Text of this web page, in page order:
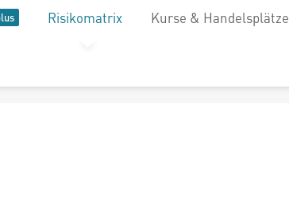
Risikomatrix Kurse & Handelsplätze